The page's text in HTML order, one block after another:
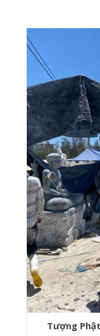
Tượng